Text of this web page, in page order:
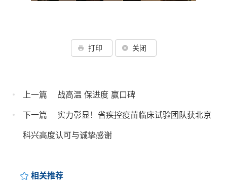
打印 关闭
上一篇
战高温 保进度 赢口碑
下一篇
实力彰显！省疾控疫苗临床试验团队获北京
科兴高度认可与诚挚感谢
相关推荐